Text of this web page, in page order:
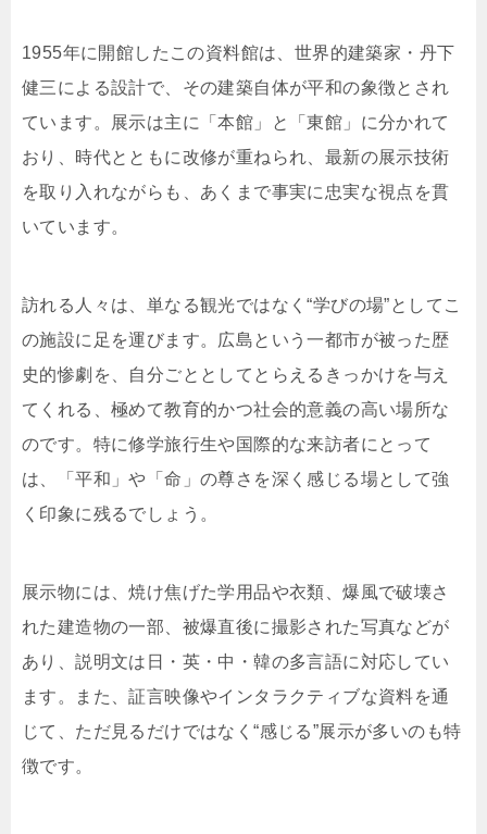
1955年に開館したこの資料館は、世界的建築家・丹下
健三による設計で、その建築自体が平和の象徴とされ
ています。展示は主に「本館」と「東館」に分かれて
おり、時代とともに改修が重ねられ、最新の展示技術
を取り入れながらも、あくまで事実に忠実な視点を貫
いています。
訪れる人々は、単なる観光ではなく“学びの場”としてこ
の施設に足を運びます。広島という一都市が被った歴
史的惨劇を、自分ごととしてとらえるきっかけを与え
てくれる、極めて教育的かつ社会的意義の高い場所な
のです。特に修学旅行生や国際的な来訪者にとって
は、「平和」や「命」の尊さを深く感じる場として強
く印象に残るでしょう。
展示物には、焼け焦げた学用品や衣類、爆風で破壊さ
れた建造物の一部、被爆直後に撮影された写真などが
あり、説明文は日・英・中・韓の多言語に対応してい
ます。また、証言映像やインタラクティブな資料を通
じて、ただ見るだけではなく“感じる”展示が多いのも特
徴です。